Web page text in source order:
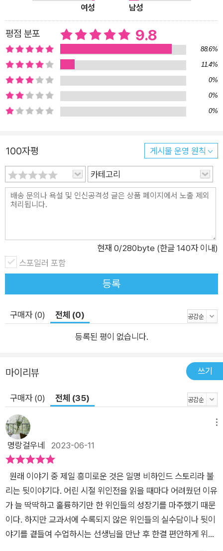
관점에 조명하며 보다 재미있고 깊이 있게 이해할 수 있도록 돕는
다. 이런 이해는 문화를 보는 시각을 넓힐 뿐 아니라 삶을 살아가
는 방식에 대해서도 다시금 생각해 보게 한다. 그림은 좋아하는데
미술사가 어렵게 느껴졌던 사람, 역사는 재미있는데 그림은 잘 모
르겠는 사람, 문화의 흐름을 쉽게 들여다보고 싶은 사람이라면 모
두 이 전당으로 모이자. 신에게서 인간으로, 인간에서 다시 ‘나’로
예술이 일상에 스며들다 이야기는 바야흐로 르네상스 시대로 거
슬러 올라간다. 신 중심에서 인간 중심으로 넘어가던 르네상스 시
다. 사람 중에서도 왕과 귀족 등 특정 계층에 한정돼 있던 그림은
점차 농민과 노동자로 범위를 확장시키게 되는데 이는 왕정에서
공화정으로, 백성에서 시민으로 변화되는 과정과 닮아 있다. 예술
은 여기서 머물지 않는다. 실제와 똑같이 그리던 데서 그리는 사
람의 순간적인 인상을 다루는 것으로, 더 나아가 그 인상에 화가
이런 변화는 음악, 문학, 건축 등에서도 유사한 형태로 나타났다.
사회는 예술에 영향을 미쳤고, 예술은 또다시 사회에 영향을 주며
그렇게 오늘날까지 변화해 오고 있는 것이다. 위대한 명작 뒤에
숨겨진 우리가 미처 몰랐던 이야기 그 속에서 받는 묘한 위안과
다는 건 분명 흥미로운 일이지만 자칫 지루하게 느껴질 수도 있
읽어 내려가다 보면 지루할 틈이 없다. 천재 화가 다빈치의 눈물
자 미켈란젤로의 외모 콤플렉스, 호가스가 그림으로 투기 광풍을
기는 어쩐지 친숙하게 다가오고, 그림 말고 다른 길을 찾으라는
평을 들으며 미술학교에서 불합격했지만 결국 사람을 설레는 그
림으로 성공한 무하의 이야기를 포함해, 기성세대들의 거센 비난
속에서도 자신의 길을 갔던 인상파, 분리파, 야수파, 입체파 화가
들의 이야기는 자신의 한계, 또는 사회적 환경이나 시선에 매이지
않고 다시 도전할 용기를 준다. 어디 그뿐인가. 노동의 고귀함을
그린 밀레를 통해서는 오늘의 수고를 위로받고, 존재만으로도 가
치 있는 사람임을 확인받고 싶어 했던 고흐를 통해서는 공감을 얻
으며, 절규를 태양으로 변화시킨 뭉크를 통해서는 희망을 확인할
수 있다. 하나의 작품을 본다는 건 그 시대의 사회와 문화 그리고
여성
남성
평점 분포 9.8
88.6%
11.4%
0%
0%
0%
100자평 게시물 운영 원칙
카테고리
현재 0/280byte (한글 140자 이내)
스포일러 포함
등록
구매자 (0) 전체 (0)
등록된 평이 없습니다.
마이리뷰 쓰기
구매자 (0) 전체 (35)
명랑걸우네 2023-06-11
원래 이야기 중 제일 흥미로운 것은 일명 비하인드 스토리라 불
리는 뒷이야기다. 어린 시절 위인전을 읽을 때마다 어려웠던 이유
가 늘 딱딱하고 훌륭하기만 한 위인들의 성장기를 마주했기 때문
이다. 하지만 교과서에 수록되지 않은 위인들의 실수담이나 뒷이
야기를 곁들여 수업하시는 선생님을 만난 후 한결 편안하게 위인